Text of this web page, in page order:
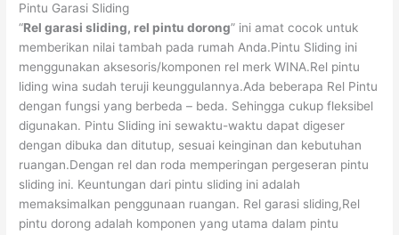
Pintu Garasi Sliding
“Rel garasi sliding, rel pintu dorong” ini amat cocok untuk
memberikan nilai tambah pada rumah Anda.Pintu Sliding ini
menggunakan aksesoris/komponen rel merk WINA.Rel pintu
liding wina sudah teruji keunggulannya.Ada beberapa Rel Pintu
dengan fungsi yang berbeda – beda. Sehingga cukup fleksibel
digunakan. Pintu Sliding ini sewaktu-waktu dapat digeser
dengan dibuka dan ditutup, sesuai keinginan dan kebutuhan
ruangan.Dengan rel dan roda memperingan pergeseran pintu
sliding ini. Keuntungan dari pintu sliding ini adalah
memaksimalkan penggunaan ruangan. Rel garasi sliding,Rel
pintu dorong adalah komponen yang utama dalam pintu